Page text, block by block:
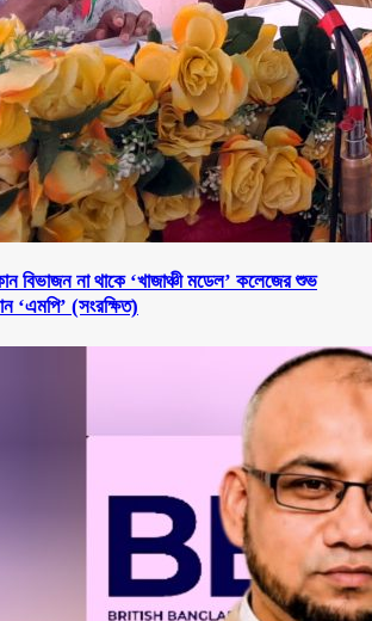
বিভাজন না থাকে ‘খাজাঞ্চী মডেল’ কলেজের শুভ
‘এমপি’ (সংরক্ষিত)